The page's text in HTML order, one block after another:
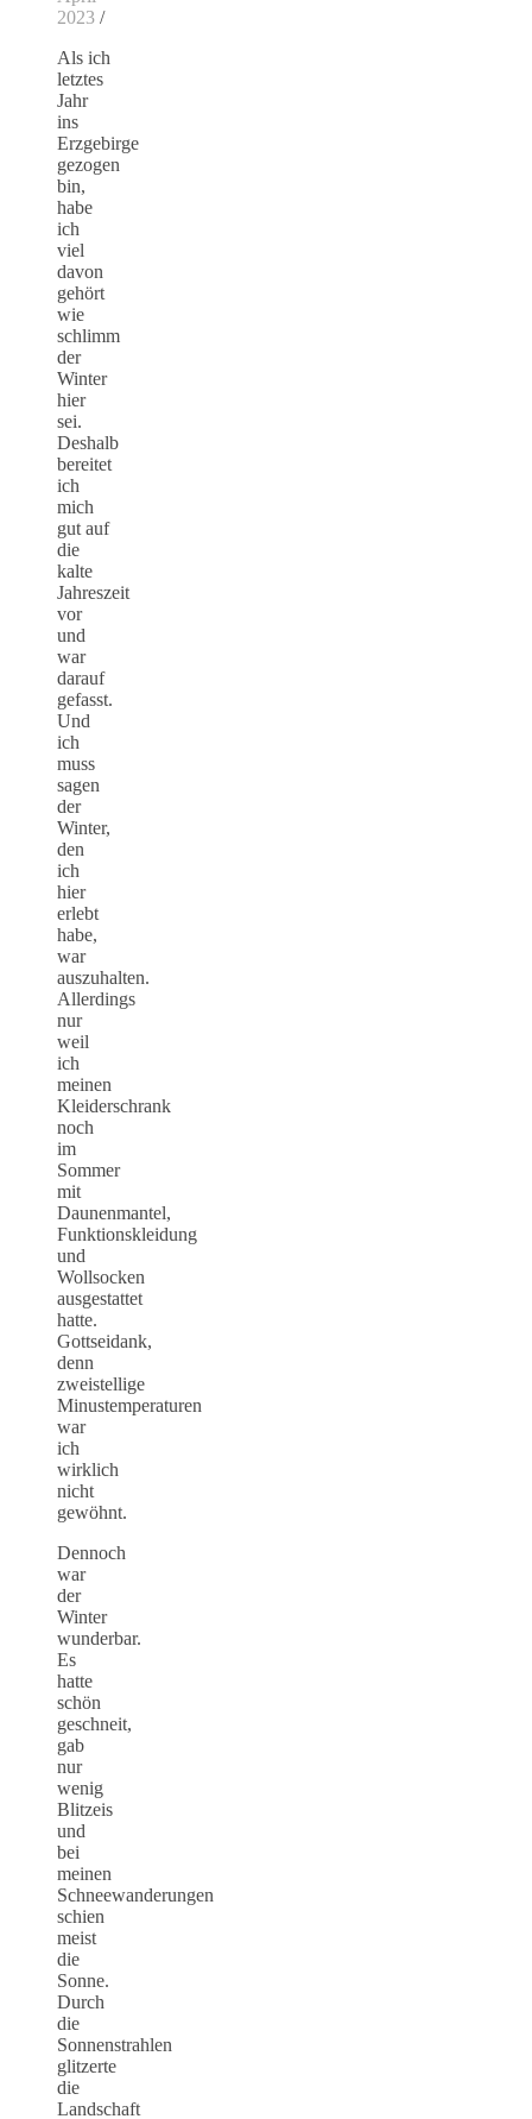
2023 /
Als ich
letztes
Jahr
ins
Erzgebirge
gezogen
bin,
habe
ich
viel
davon
gehört
wie
schlimm
der
Winter
hier
sei.
Deshalb
bereitet
ich
mich
gut auf
die
kalte
Jahreszeit
vor
und
war
darauf
gefasst.
Und
ich
muss
sagen
der
Winter,
den
ich
hier
erlebt
habe,
war
auszuhalten.
Allerdings
nur
weil
ich
meinen
Kleiderschrank
noch
im
Sommer
mit
Daunenmantel,
Funktionskleidung
und
Wollsocken
ausgestattet
hatte.
Gottseidank,
denn
zweistellige
Minustemperaturen
war
ich
wirklich
nicht
gewöhnt.
Dennoch
war
der
Winter
wunderbar.
Es
hatte
schön
geschneit,
gab
nur
wenig
Blitzeis
und
bei
meinen
Schneewanderungen
schien
meist
die
Sonne.
Durch
die
Sonnenstrahlen
glitzerte
die
Landschaft